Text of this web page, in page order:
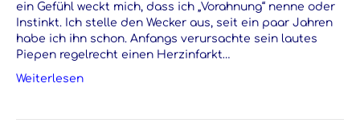
ein Gefühl weckt mich, dass ich „Vorahnung“ nenne oder
Instinkt. Ich stelle den Wecker aus, seit ein paar Jahren
habe ich ihn schon. Anfangs verursachte sein lautes
Piepen regelrecht einen Herzinfarkt…
Weiterlesen